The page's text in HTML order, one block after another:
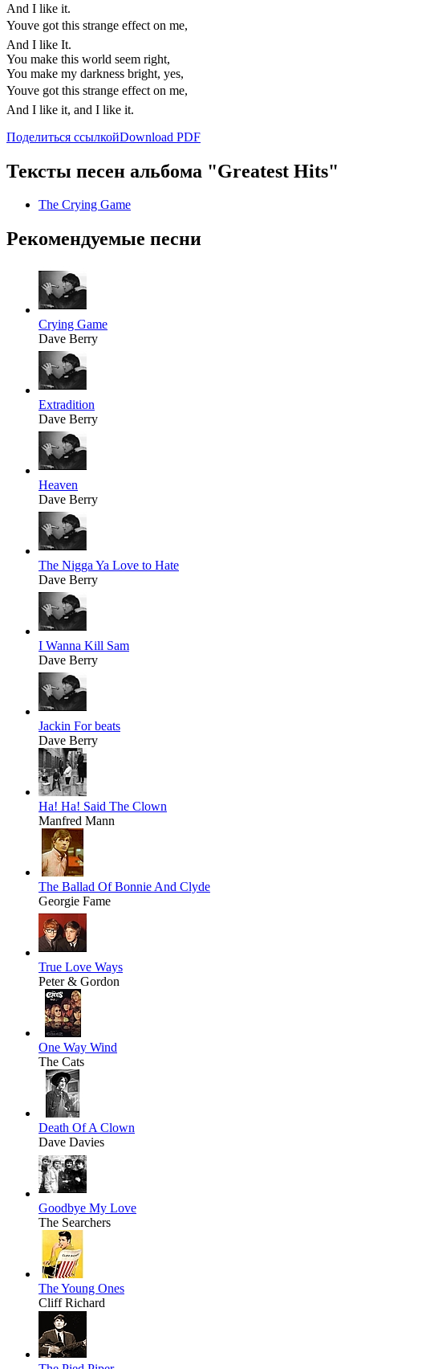
And I like it.
Youve got this strange effect on me,
And I like It.
You make this world seem right,
You make my darkness bright, yes,
Youve got this strange effect on me,
And I like it, and I like it.
Поделиться ссылкойDownload PDF
Тексты песен альбома "Greatest Hits"
The Crying Game
Рекомендуемые песни
Crying Game
Dave Berry
Extradition
Dave Berry
Heaven
Dave Berry
The Nigga Ya Love to Hate
Dave Berry
I Wanna Kill Sam
Dave Berry
Jackin For beats
Dave Berry
Ha! Ha! Said The Clown
Manfred Mann
The Ballad Of Bonnie And Clyde
Georgie Fame
True Love Ways
Peter & Gordon
One Way Wind
The Cats
Death Of A Clown
Dave Davies
Goodbye My Love
The Searchers
The Young Ones
Cliff Richard